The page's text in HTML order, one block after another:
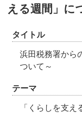
える週間」に
タイトル
浜田税務署から
ついて～
テーマ
「くらしを支え